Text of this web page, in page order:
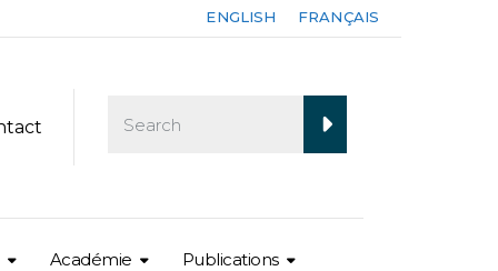
ENGLISH FRANÇAIS
Académie Publications